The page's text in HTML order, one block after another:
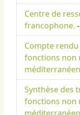
Centre de
francophone.
Compte
fonctions non
Synthèse des
fonctions non